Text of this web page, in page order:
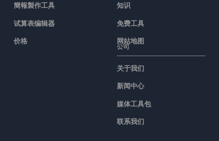
簡報製作工具
试算表编辑器
价格
知识
免费工具
网站地图
公司
关于我们
新闻中心
媒体工具包
联系我们